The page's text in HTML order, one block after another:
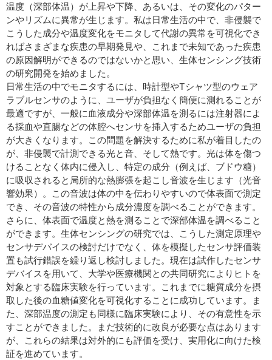
温度（深部体温）が上昇や下降、あるいは、その変化のパター
ンやリズムに異常が生じます。私は日常生活の中で、非侵襲で
こうした成分や温度変化をモニタして代謝の異常を可視化でき
ればさまざまな疾患の早期発見や、これまで未知であった疾患
の原因解明ができるのではないかと思い、生体センシング技術
の研究開発を始めました。
日常生活の中でモニタするには、時計型やTシャツ型のウェア
ラブルセンサのように、ユーザが負担なく簡便に測れることが
最適ですが、一般に血液成分や深部体温を測るには注射器によ
る採血や直腸などの体腔へセンサを挿入するためユーザの負担
が大きくなります。この問題を解決するために私が着目したの
が、非侵襲で計測できる光と音、そして熱です。光は体を傷つ
けることなく体内に侵入し、特定の成分（例えば、ブドウ糖）
に吸収されると局所的な熱膨張を起こし音波を生じます（光音
響効果）。この音波は体の中を伝わりやすいので体表面で測定
でき、その音波の特性から成分濃度を調べることができます。
さらに、体表面で温度と熱を測ることで深部体温を調べること
ができます。生体センシングの研究では、こうした測定原理や
センサデバイスの検討だけでなく、体を模擬したセンサ評価装
置も試行錯誤を繰り返し検討しました。現在は試作したセンサ
デバイスを用いて、大学や医療機関との共同研究によりヒトを
対象とする臨床実験を行っています。これまでに糖質成分を摂
取した後の血糖値変化を可視化することに成功しています。ま
た、深部温度の測定も同様に臨床実験により、その有意性を示
すことができました。まだ技術的に改良が必要な点はあります
が、これらの結果は対外的にも評価を受け、実用化に向けた検
証を進めています。